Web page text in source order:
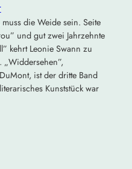
die Weide sein. Seite
und gut zwei Jahrzehnte
kehrt Leonie Swann zu
ist der dritte Band
Kunststück war